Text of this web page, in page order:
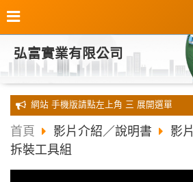
弘富實業有限公司
全新 網站 手機版請點左上角 三 展開選單
首頁 影片介紹／說明書 影片
拆裝工具組